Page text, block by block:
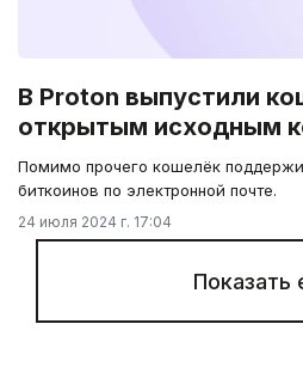
В Proton выпустили
открытым исходным
Помимо прочего кошелёк
биткоинов по электронной почте.
24 июля 2024 г. 17:04
Показать